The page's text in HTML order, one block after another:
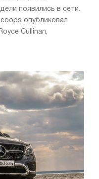
появились в сети.
опубликовал
Cullinan,